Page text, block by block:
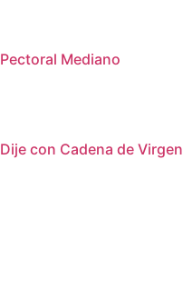
Pectoral Mediano
Dije con Cadena de Virgen